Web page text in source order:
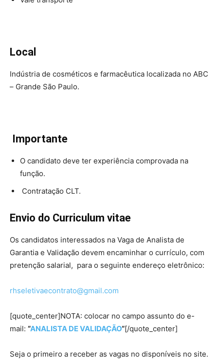
Local
Indústria de cosméticos e farmacêutica localizada no ABC
– Grande São Paulo.
Importante
O candidato deve ter experiência comprovada na
função.
Contratação CLT.
Envio do Curriculum vitae
Os candidatos interessados na Vaga de Analista de
Garantia e Validação devem encaminhar o currículo, com
pretenção salarial, para o seguinte endereço eletrônico:
rhseletivaecontrato@gmail.com
[quote_center]NOTA: colocar no campo assunto do e-
mail: “ANALISTA DE VALIDAÇÃO“[/quote_center]
Seja o primeiro a receber as vagas no disponíveis no site.